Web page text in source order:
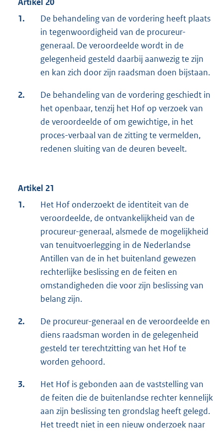
1.
De behandeling van de vordering heeft plaats
in tegenwoordigheid van de procureur-
generaal. De veroordeelde wordt in de
gelegenheid gesteld daarbij aanwezig te zijn
en kan zich door zijn raadsman doen bijstaan.
2.
De behandeling van de vordering geschiedt in
het openbaar, tenzij het Hof op verzoek van
de veroordeelde of om gewichtige, in het
proces-verbaal van de zitting te vermelden,
redenen sluiting van de deuren beveelt.
Artikel 21
1.
Het Hof onderzoekt de identiteit van de
veroordeelde, de ontvankelijkheid van de
procureur-generaal, alsmede de mogelijkheid
van tenuitvoerlegging in de Nederlandse
Antillen van de in het buitenland gewezen
rechterlijke beslissing en de feiten en
omstandigheden die voor zijn beslissing van
belang zijn.
2.
De procureur-generaal en de veroordeelde en
diens raadsman worden in de gelegenheid
gesteld ter terechtzitting van het Hof te
worden gehoord.
3.
Het Hof is gebonden aan de vaststelling van
de feiten die de buitenlandse rechter kennelijk
aan zijn beslissing ten grondslag heeft gelegd.
Het treedt niet in een nieuw onderzoek naar